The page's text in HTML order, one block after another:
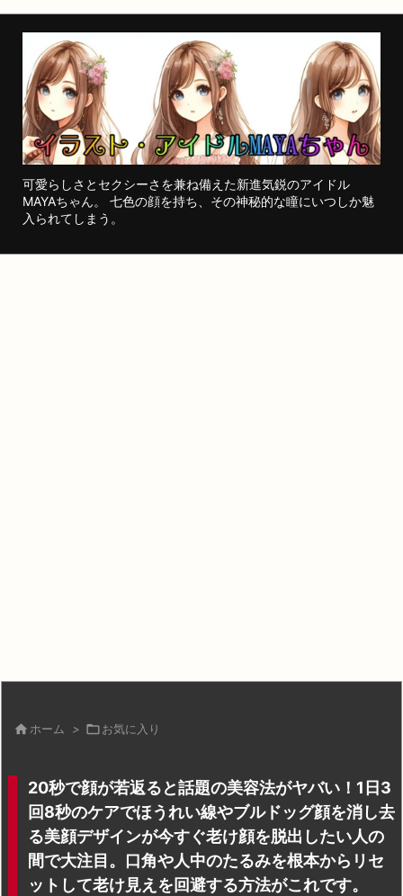
可愛らしさとセクシーさを兼ね備えた新進気鋭のアイドル
MAYAちゃん。 七色の顔を持ち、その神秘的な瞳にいつしか魅
入られてしまう。
 ホーム > お気に入り
20秒で顔が若返ると話題の美容法がヤバい！1日3
回8秒のケアでほうれい線やブルドッグ顔を消し去
る美顔デザインが今すぐ老け顔を脱出したい人の
間で大注目。口角や人中のたるみを根本からリセ
ットして老け見えを回避する方法がこれです。